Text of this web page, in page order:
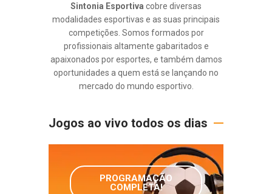
Sintonia Esportiva cobre diversas
modalidades esportivas e as suas principais
competições. Somos formados por
profissionais altamente gabaritados e
apaixonados por esportes, e também damos
oportunidades a quem está se lançando no
mercado do mundo esportivo.
Jogos ao vivo todos os dias
PROGRAMAÇÃO
COMPLETA!